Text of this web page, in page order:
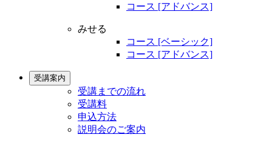
コース [アドバンス]
みせる
コース [ベーシック]
コース [アドバンス]
受講案内
受講までの流れ
受講料
申込方法
説明会のご案内